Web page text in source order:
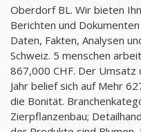
Oberdorf BL. Wir bieten
Berichten und
Daten, Fakten, Analysen
Schweiz. 5 menschen
867,000 CHF. Der
Jahr belief sich auf Mehr
die Bonität.
Zierpflanzenbau;